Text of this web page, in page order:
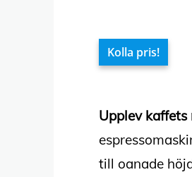
Kolla pris!
Upplev kaffets
till oanade